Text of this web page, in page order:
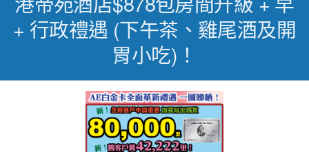
+ 行政禮遇 (下午茶、雞尾酒及開
胃小吃)！